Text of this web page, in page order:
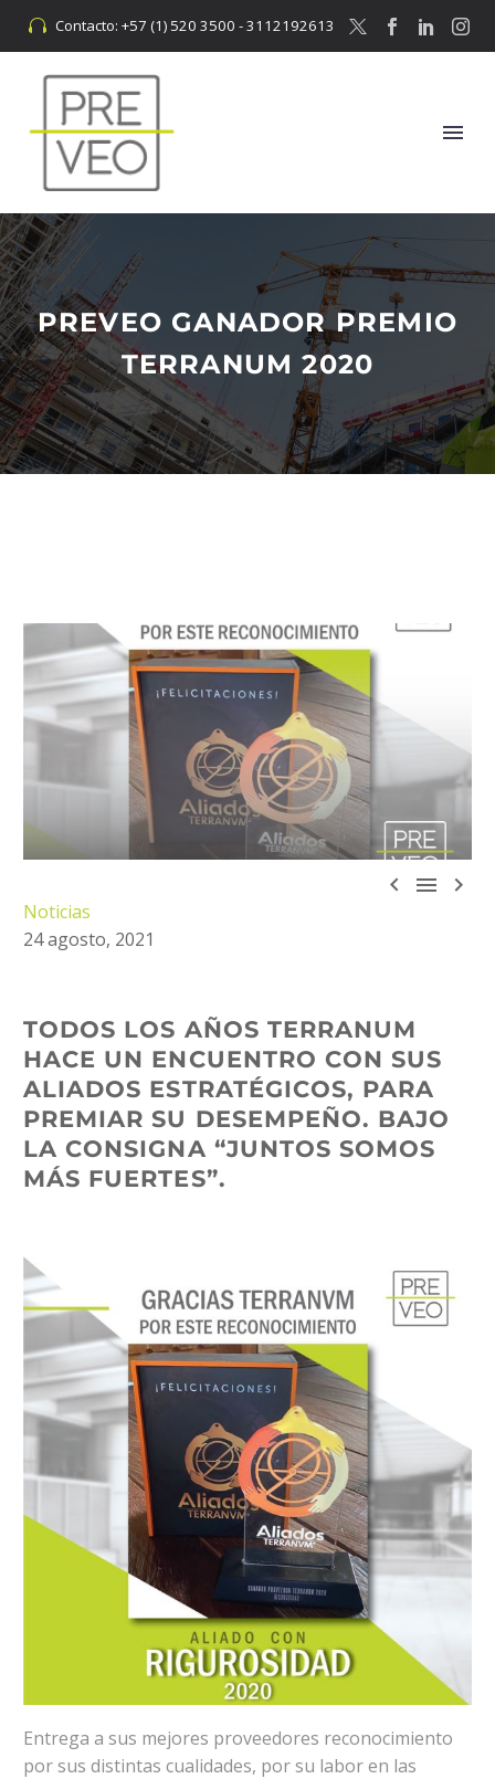

 Contacto: +57 (1) 520 3500 - 3112192613
PREVEO GANADOR PREMIO
TERRANUM 2020
  
Noticias
24 agosto, 2021
TODOS LOS AÑOS TERRANUM
HACE UN ENCUENTRO CON SUS
ALIADOS ESTRATÉGICOS, PARA
PREMIAR SU DESEMPEÑO. BAJO
LA CONSIGNA “JUNTOS SOMOS
MÁS FUERTES”.
Entrega a sus mejores proveedores reconocimiento
por sus distintas cualidades, por su labor en las